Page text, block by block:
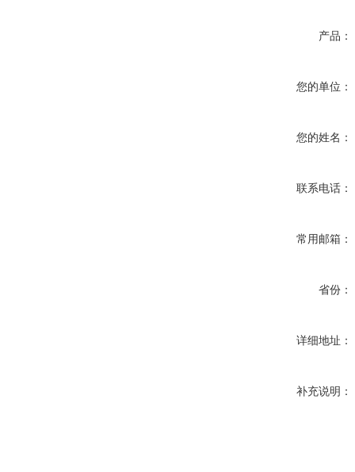
产品：
您的单位：
您的姓名：
联系电话：
常用邮箱：
省份：
详细地址：
补充说明：